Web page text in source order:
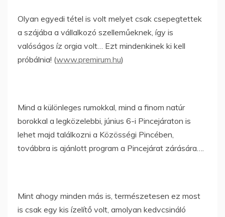
Olyan egyedi tétel is volt melyet csak csepegtettek
a szájába a vállalkozó szelleműeknek, így is
valóságos íz orgia volt… Ezt mindenkinek ki kell
próbálnia! (www.premirum.hu)
Mind a különleges rumokkal, mind a finom natúr
borokkal a legközelebbi, június 6-i Pincejáraton is
lehet majd találkozni a Közösségi Pincében,
továbbra is ajánlott program a Pincejárat zárására….
Mint ahogy minden más is, természetesen ez most
is csak egy kis ízelítő volt, amolyan kedvcsináló